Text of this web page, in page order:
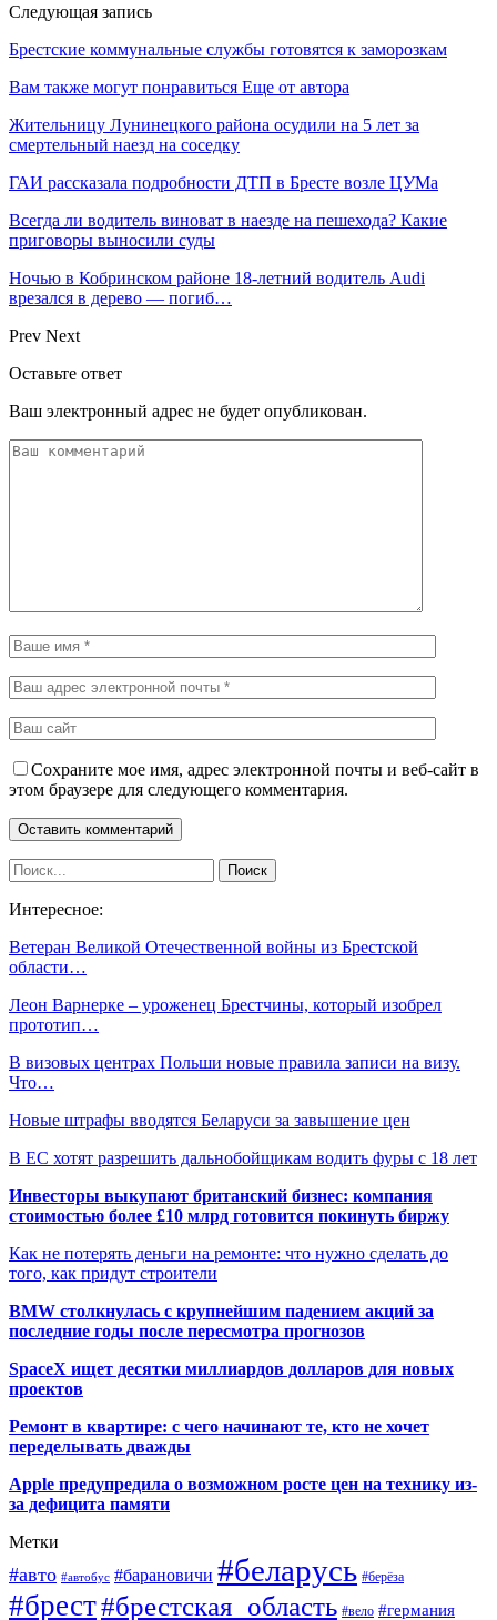
Следующая запись
Брестские коммунальные службы готовятся к заморозкам
Вам также могут понравиться Еще от автора
Жительницу Лунинецкого района осудили на 5 лет за
смертельный наезд на соседку
ГАИ рассказала подробности ДТП в Бресте возле ЦУМа
Всегда ли водитель виноват в наезде на пешехода? Какие
приговоры выносили суды
Ночью в Кобринском районе 18-летний водитель Audi
врезался в дерево — погиб…
Prev Next
Оставьте ответ
Ваш электронный адрес не будет опубликован.
Сохраните мое имя, адрес электронной почты и веб-сайт в
этом браузере для следующего комментария.
Интересное:
Ветеран Великой Отечественной войны из Брестской
области…
Леон Варнерке – уроженец Брестчины, который изобрел
прототип…
В визовых центрах Польши новые правила записи на визу.
Что…
Новые штрафы вводятся Беларуси за завышение цен
В ЕС хотят разрешить дальнобойщикам водить фуры с 18 лет
Инвесторы выкупают британский бизнес: компания
стоимостью более £10 млрд готовится покинуть биржу
Как не потерять деньги на ремонте: что нужно сделать до
того, как придут строители
BMW столкнулась с крупнейшим падением акций за
последние годы после пересмотра прогнозов
SpaceX ищет десятки миллиардов долларов для новых
проектов
Ремонт в квартире: с чего начинают те, кто не хочет
переделывать дважды
Apple предупредила о возможном росте цен на технику из-
за дефицита памяти
Метки
#авто #автобус #барановичи #беларусь #берёза
#брест#брестская_область #вело #германия